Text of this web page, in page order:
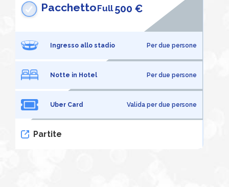
PacchettoFull500 €
Ingresso allo stadio Per due persone
Notte in Hotel Per due persone
Uber Card Valida per due persone
Partite